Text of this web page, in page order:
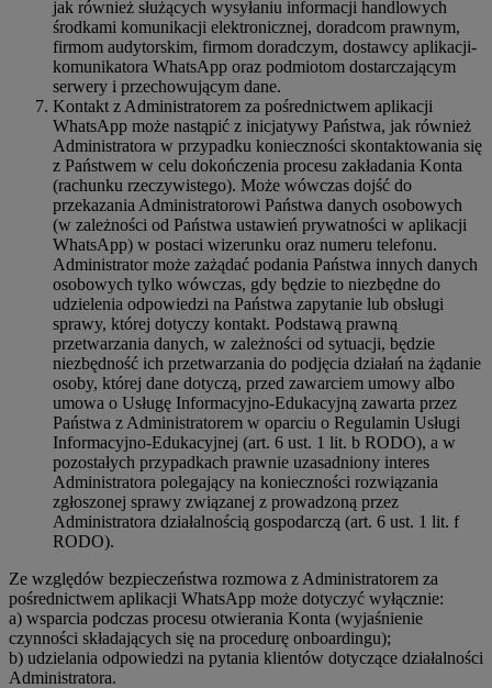
jak również służących wysyłaniu informacji handlowych
środkami komunikacji elektronicznej, doradcom prawnym,
firmom audytorskim, firmom doradczym, dostawcy aplikacji-
komunikatora WhatsApp oraz podmiotom dostarczającym
serwery i przechowującym dane.
Kontakt z Administratorem za pośrednictwem aplikacji
WhatsApp może nastąpić z inicjatywy Państwa, jak również
Administratora w przypadku konieczności skontaktowania się
z Państwem w celu dokończenia procesu zakładania Konta
(rachunku rzeczywistego). Może wówczas dojść do
przekazania Administratorowi Państwa danych osobowych
(w zależności od Państwa ustawień prywatności w aplikacji
WhatsApp) w postaci wizerunku oraz numeru telefonu.
Administrator może zażądać podania Państwa innych danych
osobowych tylko wówczas, gdy będzie to niezbędne do
udzielenia odpowiedzi na Państwa zapytanie lub obsługi
sprawy, której dotyczy kontakt. Podstawą prawną
przetwarzania danych, w zależności od sytuacji, będzie
niezbędność ich przetwarzania do podjęcia działań na żądanie
osoby, której dane dotyczą, przed zawarciem umowy albo
umowa o Usługę Informacyjno-Edukacyjną zawarta przez
Państwa z Administratorem w oparciu o Regulamin Usługi
Informacyjno-Edukacyjnej (art. 6 ust. 1 lit. b RODO), a w
pozostałych przypadkach prawnie uzasadniony interes
Administratora polegający na konieczności rozwiązania
zgłoszonej sprawy związanej z prowadzoną przez
Administratora działalnością gospodarczą (art. 6 ust. 1 lit. f
RODO).
Ze względów bezpieczeństwa rozmowa z Administratorem za
pośrednictwem aplikacji WhatsApp może dotyczyć wyłącznie:
a) wsparcia podczas procesu otwierania Konta (wyjaśnienie
czynności składających się na procedurę onboardingu);
b) udzielania odpowiedzi na pytania klientów dotyczące działalności
Administratora.